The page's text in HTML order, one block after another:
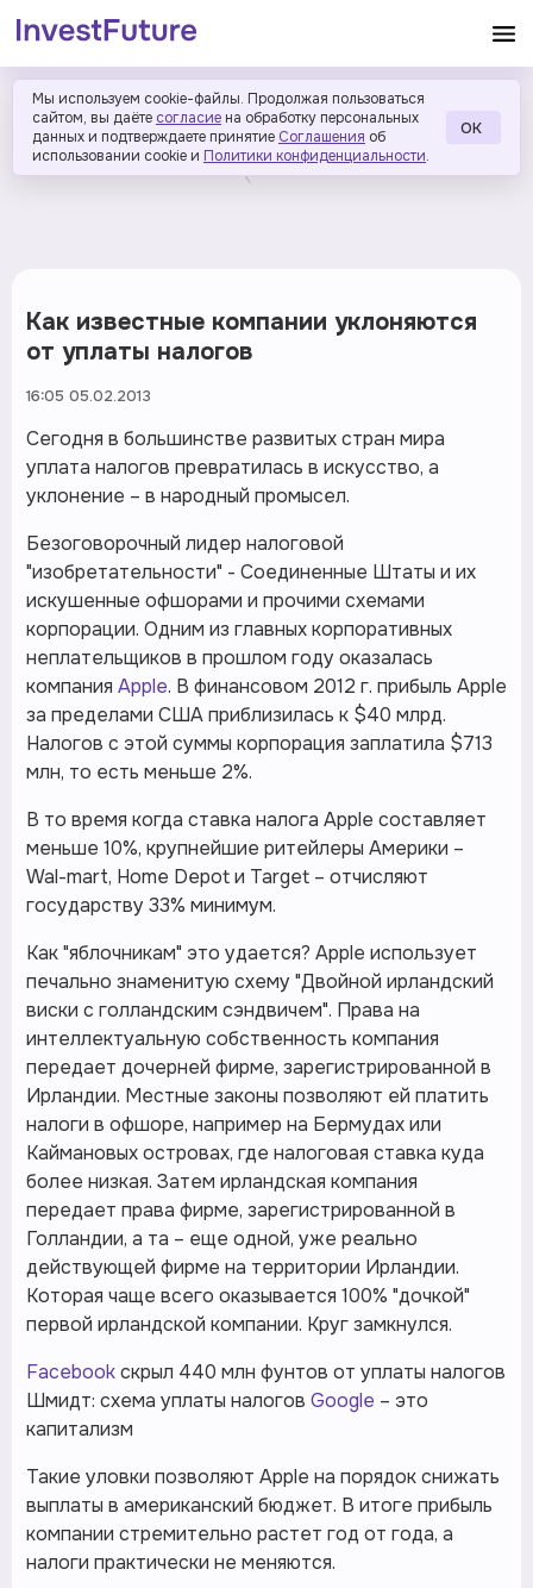
Мы используем cookie-файлы. Продолжая пользоваться
сайтом, вы даёте согласие на обработку персональных
данных и подтверждаете принятие Соглашения об
использовании cookie и Политики конфиденциальности.
ОК
Как известные компании уклоняются
от уплаты налогов
16:05 05.02.2013
Сегодня в большинстве развитых стран мира
уплата налогов превратилась в искусство, а
уклонение – в народный промысел.
Безоговорочный лидер налоговой
"изобретательности" - Соединенные Штаты и их
искушенные офшорами и прочими схемами
корпорации. Одним из главных корпоративных
неплательщиков в прошлом году оказалась
компания Apple. В финансовом 2012 г. прибыль Apple
за пределами США приблизилась к $40 млрд.
Налогов c этой суммы корпорация заплатила $713
млн, то есть меньше 2%.
В то время когда ставка налога Apple составляет
меньше 10%, крупнейшие ритейлеры Америки –
Wal-mart, Home Depot и Target – отчисляют
государству 33% минимум.
Как "яблочникам" это удается? Apple использует
печально знаменитую схему "Двойной ирландский
виски с голландским сэндвичем". Права на
интеллектуальную собственность компания
передает дочерней фирме, зарегистрированной в
Ирландии. Местные законы позволяют ей платить
налоги в офшоре, например на Бермудах или
Каймановых островах, где налоговая ставка куда
более низкая. Затем ирландская компания
передает права фирме, зарегистрированной в
Голландии, а та – еще одной, уже реально
действующей фирме на территории Ирландии.
Которая чаще всего оказывается 100% "дочкой"
первой ирландской компании. Круг замкнулся.
Facebookскрыл 440 млн фунтов от уплаты налогов
Шмидт: схема уплаты налогов Google – это
капитализм
Такие уловки позволяют Apple на порядок снижать
выплаты в американский бюджет. В итоге прибыль
компании стремительно растет год от года, а
налоги практически не меняются.